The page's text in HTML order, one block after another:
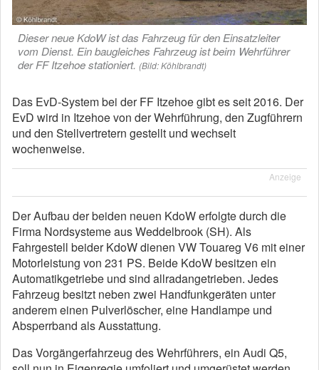
Dieser neue KdoW ist das Fahrzeug für den Einsatzleiter
vom Dienst. Ein baugleiches Fahrzeug ist beim Wehrführer
der FF Itzehoe stationiert. (Bild: Köhlbrandt)
Das EvD-System bei der FF Itzehoe gibt es seit 2016. Der
EvD wird in Itzehoe von der Wehrführung, den Zugführern
und den Stellvertretern gestellt und wechselt
wochenweise.
Anzeige
Der Aufbau der beiden neuen KdoW erfolgte durch die
Firma Nordsysteme aus Weddelbrook (SH). Als
Fahrgestell beider KdoW dienen VW Touareg V6 mit einer
Motorleistung von 231 PS. Beide KdoW besitzen ein
Automatikgetriebe und sind allradangetrieben. Jedes
Fahrzeug besitzt neben zwei Handfunkgeräten unter
anderem einen Pulverlöscher, eine Handlampe und
Absperrband als Ausstattung.
Das Vorgängerfahrzeug des Wehrführers, ein Audi Q5,